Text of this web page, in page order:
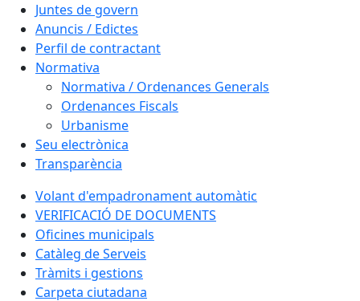
Juntes de govern
Anuncis / Edictes
Perfil de contractant
Normativa
Normativa / Ordenances Generals
Ordenances Fiscals
Urbanisme
Seu electrònica
Transparència
Volant d'empadronament automàtic
VERIFICACIÓ DE DOCUMENTS
Oficines municipals
Catàleg de Serveis
Tràmits i gestions
Carpeta ciutadana